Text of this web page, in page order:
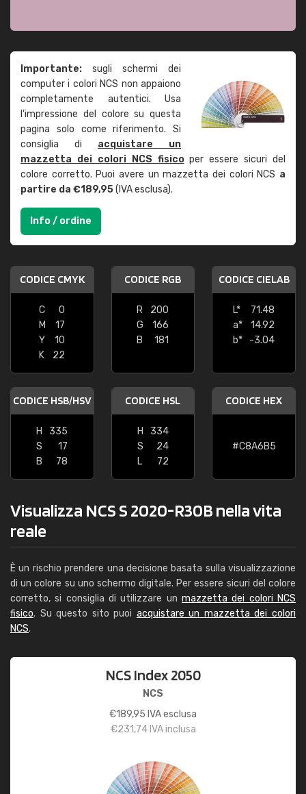
Importante: sugli schermi dei
computer i colori NCS non appaiono
completamente autentici. Usa
l'impressione del colore su questa
pagina solo come riferimento. Si
consiglia di acquistare un
mazzetta dei colori NCS fisicoper essere sicuri del
colore corretto. Puoi avere un mazzetta dei colori NCS a
partire da €189,95(IVA esclusa).
Info / ordine
CODICE CMYK
C
0
M
17
Y
10
K
22
CODICE RGB
R
200
G
166
B
181
CODICE CIELAB
L*
71.48
a*
14.92
b*
-3.04
CODICE HSB/HSV
H
335
S
17
B
78
CODICE HSL
H
334
S
24
L
72
CODICE HEX
#C8A6B5
Visualizza NCS S 2020-R30B nella vita
reale
È un rischio prendere una decisione basata sulla visualizzazione
di un colore su uno schermo digitale. Per essere sicuri del colore
corretto, si consiglia di utilizzare un mazzetta dei colori NCS
fisico. Su questo sito puoi acquistare un mazzetta dei colori
NCS.
NCS Index 2050
NCS
€189,95 IVA esclusa
€231,74IVA inclusa